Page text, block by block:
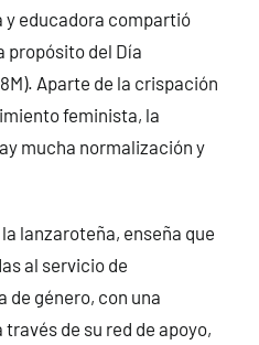
y educadora compartió
propósito del Día
Aparte de la crispación
feminista, la
mucha normalización y
lanzaroteña, enseña que
al servicio de
de género, con una
de su red de apoyo,